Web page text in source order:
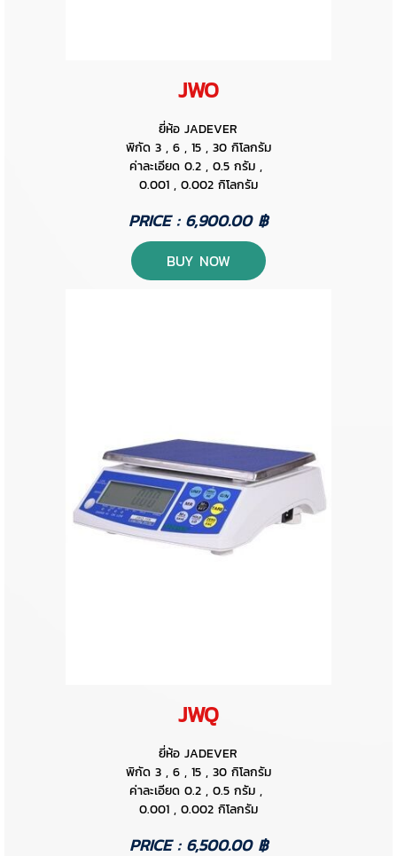
JWO
ยี่ห้อ JADEVER
พิกัด 3 , 6 , 15 , 30 กิโลกรัม
ค่าละเอียด 0.2 , 0.5 กรัม ,
0.001 , 0.002 กิโลกรัม
PRICE : 6,900.00 ฿
BUY NOW
JWQ
ยี่ห้อ JADEVER
พิกัด 3 , 6 , 15 , 30 กิโลกรัม
ค่าละเอียด 0.2 , 0.5 กรัม ,
0.001 , 0.002 กิโลกรัม
PRICE : 6,500.00 ฿